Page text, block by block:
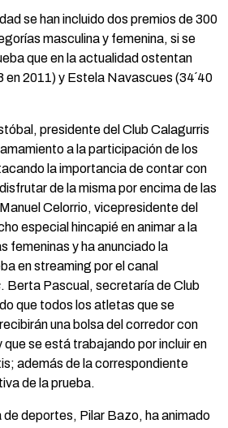
se han incluido dos premios de 300
masculina y femenina, si se
que en la actualidad ostentan
en 2011) y Estela Navascues (34´40
presidente del Club Calagurris
a la participación de los
la importancia de contar con
de la misma por encima de las
Celorrio, vicepresidente del
especial hincapié en animar a la
femeninas y ha anunciado la
en streaming por el canal
. Berta Pascual, secretaría de Club
que todos los atletas que se
una bolsa del corredor con
se está trabajando por incluir en
además de la correspondiente
de la prueba.
de deportes, Pilar Bazo, ha animado